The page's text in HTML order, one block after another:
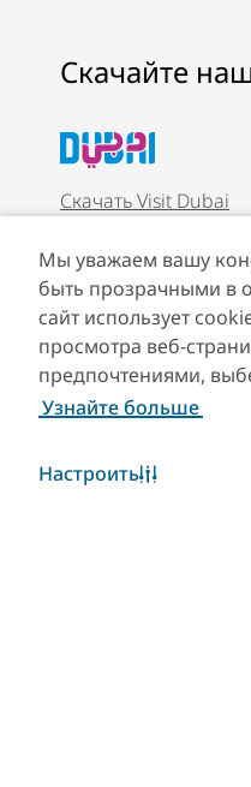
Мы уважаем вашу
быть прозрачными в
сайт использует
просмотра веб-
предпочтениями,
Узнайте больше
Настроить
Скачайте
Скачать Visit Dubai